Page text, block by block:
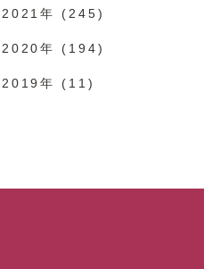
2021年 (245)
2020年 (194)
2019年 (11)